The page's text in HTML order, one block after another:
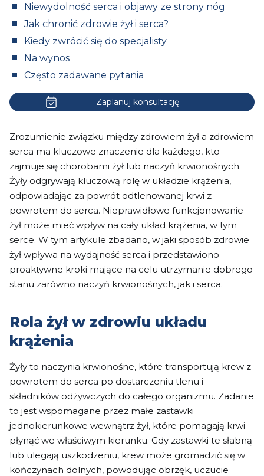
Niewydolność serca i objawy ze strony nóg
Jak chronić zdrowie żył i serca?
Kiedy zwrócić się do specjalisty
Na wynos
Często zadawane pytania
Zaplanuj konsultację
Zrozumienie związku między zdrowiem żył a zdrowiem
serca ma kluczowe znaczenie dla każdego, kto
zajmuje się chorobami żył lub naczyń krwionośnych.
Żyły odgrywają kluczową rolę w układzie krążenia,
odpowiadając za powrót odtlenowanej krwi z
powrotem do serca. Nieprawidłowe funkcjonowanie
żył może mieć wpływ na cały układ krążenia, w tym
serce. W tym artykule zbadano, w jaki sposób zdrowie
żył wpływa na wydajność serca i przedstawiono
proaktywne kroki mające na celu utrzymanie dobrego
stanu zarówno naczyń krwionośnych, jak i serca.
Rola żył w zdrowiu układu
krążenia
Żyły to naczynia krwionośne, które transportują krew z
powrotem do serca po dostarczeniu tlenu i
składników odżywczych do całego organizmu. Zadanie
to jest wspomagane przez małe zastawki
jednokierunkowe wewnątrz żył, które pomagają krwi
płynąć we właściwym kierunku. Gdy zastawki te słabną
lub ulegają uszkodzeniu, krew może gromadzić się w
kończynach dolnych, powodując obrzęk, uczucie